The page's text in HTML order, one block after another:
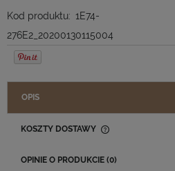
Kod produktu: 1E74-
276E2_20200130115004
OPIS
KOSZTY DOSTAWY
OPINIE O PRODUKCIE (0)